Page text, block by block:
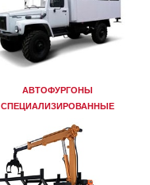
АВТОФУРГОНЫ
СПЕЦИАЛИЗИРОВАННЫЕ